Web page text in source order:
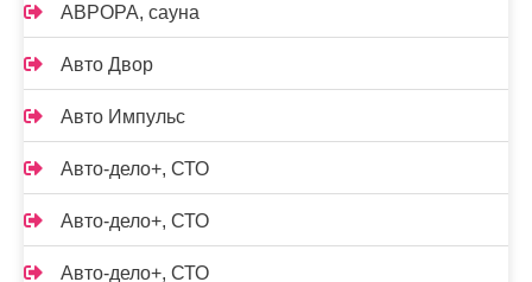
АВРОРА, сауна
Авто Двор
Авто Импульс
Авто-дело+, СТО
Авто-дело+, СТО
Авто-дело+, СТО